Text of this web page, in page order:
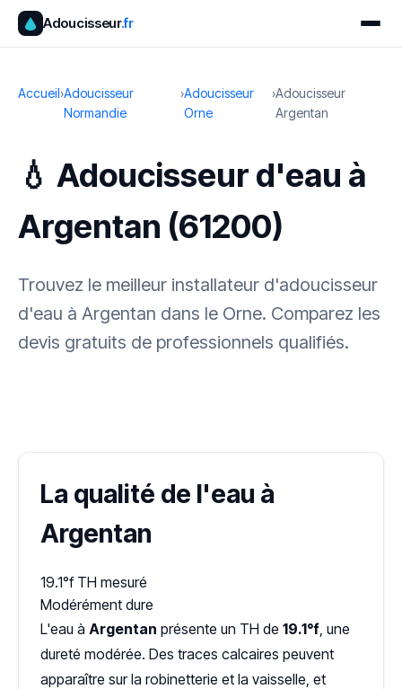
Adoucisseur.fr
Accueil›Adoucisseur
Normandie
›Adoucisseur
Orne
›Adoucisseur
Argentan
💧 Adoucisseur d'eau à
Argentan (61200)
Trouvez le meilleur installateur d'adoucisseur
d'eau à Argentan dans le Orne. Comparez les
devis gratuits de professionnels qualifiés.
La qualité de l'eau à
Argentan
19.1°f TH mesuré
Modérément dure
L'eau à Argentan présente un TH de 19.1°f, une
dureté modérée. Des traces calcaires peuvent
apparaître sur la robinetterie et la vaisselle, et